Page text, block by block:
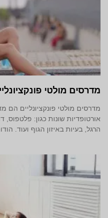
מדרסים מולטי
מדרסים מולטי פונקציונליים הם
אורטופדיות שונות כגון:
הרגל, בעיות באיזון הגוף ועוד.